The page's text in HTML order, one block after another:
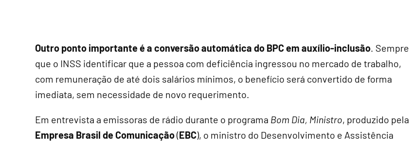
Outro ponto importante é a conversão automática do BPC em auxílio-inclusão. Sempre
que o INSS identificar que a pessoa com deficiência ingressou no mercado de trabalho,
com remuneração de até dois salários mínimos, o benefício será convertido de forma
imediata, sem necessidade de novo requerimento.
Em entrevista a emissoras de rádio durante o programa Bom Dia, Ministro, produzido pela
Empresa Brasil de Comunicação(EBC), o ministro do Desenvolvimento e Assistência